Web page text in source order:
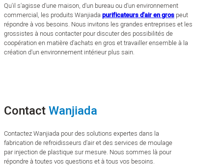
Qu'il s'agisse d'une maison, d'un bureau ou d'un environnement
commercial, les produits Wanjiada purificateurs d'air en gros peut
répondre à vos besoins. Nous invitons les grandes entreprises et les
grossistes à nous contacter pour discuter des possibilités de
coopération en matière d'achats en gros et travailler ensemble à la
création d'un environnement intérieur plus sain.
ContactWanjiada
Contactez Wanjiada pour des solutions expertes dans la
fabrication de refroidisseurs d'air et des services de moulage
par injection de plastique sur mesure. Nous sommes là pour
répondre à toutes vos questions et à tous vos besoins.